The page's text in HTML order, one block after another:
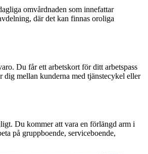
omvårdnaden som innefattar
där det kan finnas oroliga
Du får ett arbetskort för ditt arbetspass
dig mellan kunderna med tjänstecykel eller
Du kommer att vara en förlängd arm i
på gruppboende, serviceboende,